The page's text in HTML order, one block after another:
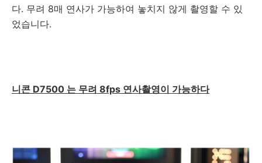
다. 무려 8매 연사가 가능하여 놓치지 않게 촬영할 수 있
었습니다.
니콘 D7500 는 무려 8fps 연사촬영이 가능하다